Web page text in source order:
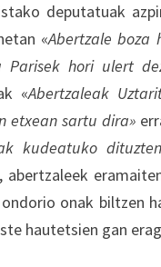
deputatuak
«Abertzale boza
Parisek hori ulert
«Abertzaleak
etxean sartu dira»
kudeatuko
abertzaleek
onak biltzen
hautetsien gan